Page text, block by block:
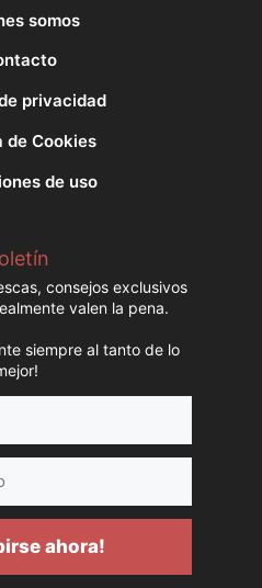
somos
privacidad
de Cookies
de uso
consejos exclusivos
valen la pena.
siempre al tanto de lo
ahora!